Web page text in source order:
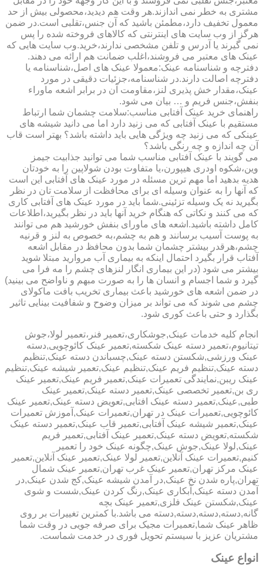
مشتری به خطر نمی اندازند.هر وقت هم دیدید،محصولی بیش از حد
معمول تخفیف دارد،مطمئن باشید که آن جنس،تقلبی است.در ضمن
هرگز از وب سایت های اینترنتی که کالاهای فروخته شده را پس
نمی گیرند یا آدرس و تلفن مشخصی ندارند،خرید.وب سایت هایی که
عینک های معتبر می فروشند،اغلب ضمانت هم ارائه می دهند.
دفترچه و شناسنامه عینک:معمولا عینک های اصل،شناسنامه یا
دفترچه اصالت دارند.در شناسنامه،جزئیات دقیقی در مورد
عینک،مقدار خش پذیری لنز،مقاومت آن در برابر اشعه ماوراء
بنفش،جنس فریم و … بیان می شود.
راهنمای خرید عینک آفتابی مناسب:سلامت چشمان شما ارتباط
مستقیم با عینک آفتابی که می زنید دارد اما می دانید شیشه های
عینکی که می زنید چه ویژگی هایی باید داشته باشد؟ بهتر است قاب
آن چه اندازه و چه رنگی باشد؟
می گویند با عینک آفتابی مناسب شما می توانید جذابیت جیمز
وین،شکوه اودری هیپورن،یا متفاوت بودن شولاپین را به خودتان
هدیه بدهید اما مهم ترین مسئله در مورد عینک های آفتابی این است
که آنها را به عنوان وسیله ای برای محافظت از سلامت تان در نظر
بگیرید نه یک وسیله تزئینی.شما باید در مورد عینک های آفتابی کاری
که می کنند و نکاتی که هنگام خرید آنها باید در نظر بگیرید،اطلاعات
کامل داشته باشید.اشعه های ماورای بنفش خورشید هم می توانند
به پوست آسیب برسانند و هم به چشم،به خصوص به لنز و قرنیه
چشم،هرقدر بیشتر چشمان شما بدون محافظ در مقابل اشعه
آفتاب قرار بگیرد احتمال اینکه به بیماری آب مروارید مبتلا شوید
بیشتر می شود (در این بیماری انگار لنزهای چشم را مه فرا می
گیرد و شما اجسام و انسان ها را به صورت مبهم و ناواضح می بینید)
در ضمن اشعه های خورشید باعث بیماری تخریب بافت ماکولای
چشم می شوند که می تواند بر میزان وضوح و شفافیت بینایی تاثیر
بگذارد و حتی باعث کوری شود.
انجام کلیه خدمات عینک,جوشکاری،تعمیر فنر،تعمیر لولا،جوش
تیتانیوم،تعمیر دسته عینک شکسته,تعمیر عینک کائوچویی,دسته
عینک ورزشی,شکستن دسته عینک,چسباندن دسته عینک,تنظیم
دسته عینک,تنظیم فریم عینک,تنظیم عینک,تعمیر شیشه عینک,تنظیم
عینک ریبن,نمایندگی تعمیرات عینک,تعمیر فریم عینک,تعمیر عینک
ری بن,تعمیر تخصصی عینک,تعمیر دسته عینک,تعمیر عینک
طبی,عینک,تعمیر دسته عینک افتابی,تعویض دسته عینک,تعمیر عینک
کائوچویی,تعمیرات عینک در تهران,تعمیرات عینک,آموزش تعمیرات
عینک,تعمیر شیشه عینک آفتابی,تعمیر قاب عینک,تعمیر دسته عینک
شکسته,تعویض دسته عینک,تعمیر عینک آفتابی,تعمیر فریم
عینک,لولا عینک,جوش عینک,چگونه عینک خود را تعمیر
کنیم,تعمیرات عینک آنلاین,تعمیر لولا عینک,تعمیر عینک آنلاین,تعمیر
عینک مرکز تهران,تعمیر عینک غرب تهران,تعمیر عینک شمال
تهران,پاره شدن نخ عینک,در آمدن شیشه عینک,کج شدن عینک,در
آمدن دسته عینک,آبکاری عینک,رنگ کردن عینک,شست و شوی
عینک,شکستن عینک فلزی,تعمیر عینک بچه
گانه,دسته,دسته,دسته,دسته می باشد.با کمترین تغییرات بر روی
ظاهر عینک شما,تعمیرات مجیک برای صرفه جویی در وقت شما
مشتریان عزیز با سیستم تحویل فوری در خدمت شماست.
انواع عینک